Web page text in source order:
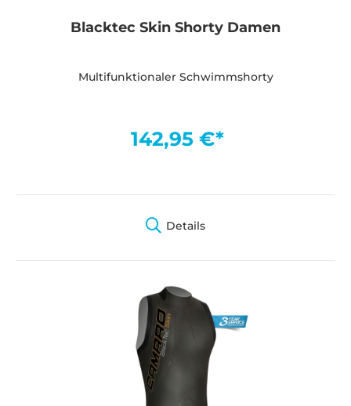
Blacktec Skin Shorty Damen
Multifunktionaler Schwimmshorty
142,95 €*
Details